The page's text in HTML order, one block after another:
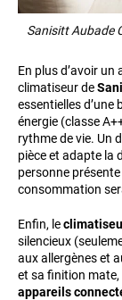
Sanisitt Aubade
En plus d’avoir
climatiseur de
essentielles
énergie (classe
rythme de vie. Un
pièce et adapte la
personne présente
consommation
Enfin, le
silencieux
aux allergènes et
et sa finition
appareils